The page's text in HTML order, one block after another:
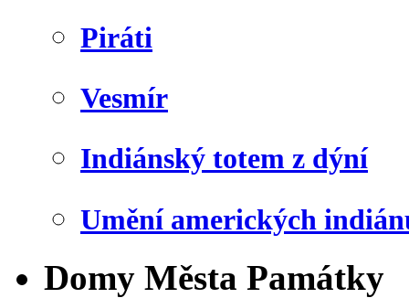
Piráti
Vesmír
Indiánský totem z dýní
Umění amerických
Domy Města Památky